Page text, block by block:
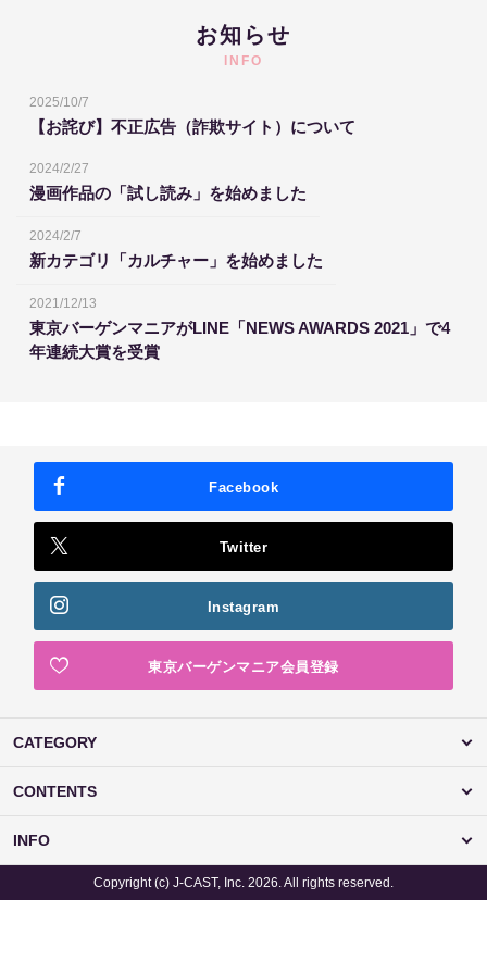
お知らせ
INFO
2025/10/7
【お詫び】不正広告（詐欺サイト）について
2024/2/27
漫画作品の「試し読み」を始めました
2024/2/7
新カテゴリ「カルチャー」を始めました
2021/12/13
東京バーゲンマニアがLINE「NEWS AWARDS 2021」で4
年連続大賞を受賞
Facebook
Twitter
Instagram
東京バーゲンマニア会員登録
CATEGORY
CONTENTS
INFO
Copyright (c) J-CAST, Inc. 2026. All rights reserved.